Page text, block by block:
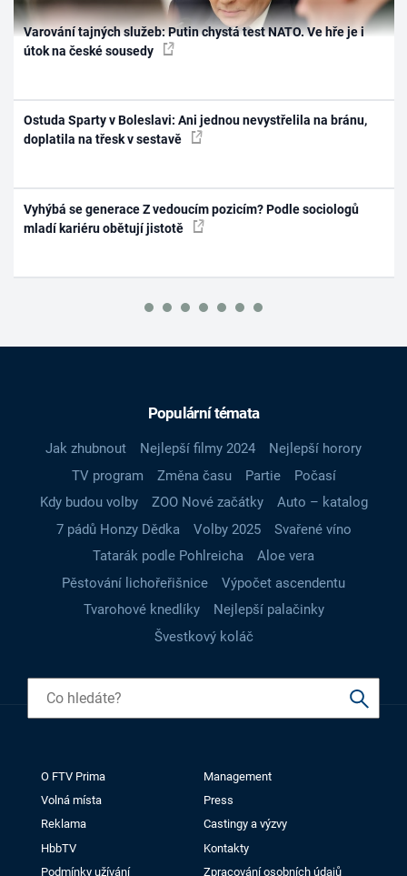
Varování tajných služeb: Putin chystá test NATO. Ve hře je i
útok na české sousedy
Ostuda Sparty v Boleslavi: Ani jednou nevystřelila na bránu,
doplatila na třesk v sestavě
Vyhýbá se generace Z vedoucím pozicím? Podle sociologů
mladí kariéru obětují jistotě
Populární témata
Jak zhubnout Nejlepší filmy 2024
Nejlepší horory
TV program
Změna času Partie
Počasí
Kdy budou volby
ZOO Nové začátky
Auto – katalog
7 pádů Honzy Dědka
Volby 2025
Svařené víno
Tatarák podle Pohlreicha
Aloe vera
Pěstování lichořeřišnice
Výpočet ascendentu
Tvarohové knedlíky
Nejlepší palačinky
Švestkový koláč
O FTV Prima
Management
Volná místa
Press
Reklama
Castingy a výzvy
HbbTV
Kontakty
Podmínky užívání
Zpracování osobních údajů